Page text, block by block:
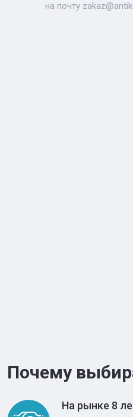
на почту
Почему
На рынке 8